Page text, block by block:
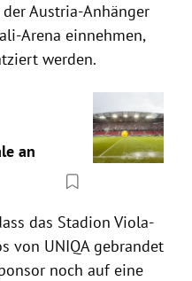
Austria-Anhänger
Arena einnehmen,
werden.
an
das Stadion Viola-
von UNIQAgebrandet
noch auf eine